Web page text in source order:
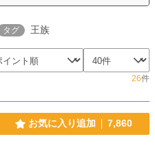
タグ 王族
26件
お気に入り追加 7,860